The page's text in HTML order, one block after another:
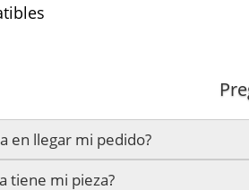
en llegar mi pedido?
en un plazo estimado de
tiene mi pieza?